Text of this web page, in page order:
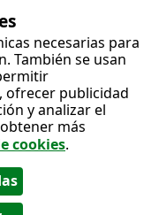
necesarias para
También se usan
ofrecer publicidad
y analizar el
más
cookies.